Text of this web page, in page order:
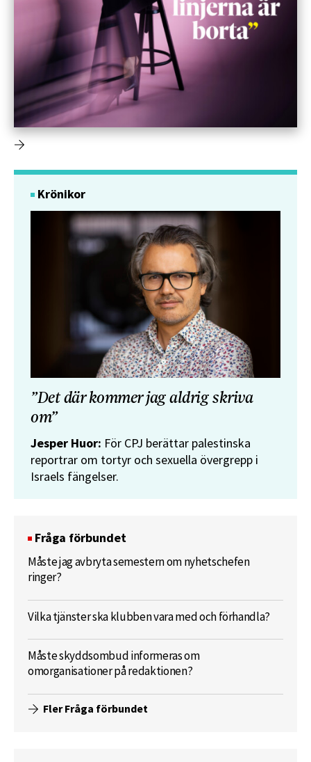
Krönikor
”Det där kommer jag aldrig skriva
om”
Jesper Huor: För CPJ berättar palestinska
reportrar om tortyr och sexuella övergrepp i
Israels fängelser.
Fråga förbundet
Måste jag avbryta semestern om nyhetschefen
ringer?
Vilka tjänster ska klubben vara med och förhandla?
Måste skyddsombud informeras om
omorganisationer på redaktionen?
Fler Fråga förbundet